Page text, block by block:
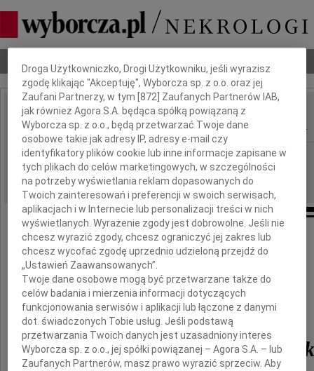
Nekrologi Odeszli Poradnik pogrzebowy
IMIĘ I NAZWISKO: Przedzisław Polakowski
REGION: Łódź, cała Polska
DATA EMISJI: 30.03.2022
Z głębokim żalem zawiadamiamy,
że 26 marca 2022 roku zmarł
nasz najukochańszy Mąż, Ojciec i Dziadek
Prof.
Przedzisław
Dbamy o Twoją prywatność
Droga Użytkowniczko, Drogi Użytkowniku, jeśli wyrazisz
zgodę klikając "Akceptuję", Wyborcza sp. z o.o. oraz jej
Zaufani Partnerzy, w tym [872 ] Zaufanych Partnerów IAB,
jak również Agora S.A. będąca spółką powiązaną z
Wyborcza sp. z o.o., będą przetwarzać Twoje dane
osobowe takie jak adresy IP, adresy e-mail czy
identyfikatory plików cookie lub inne informacje zapisane w
tych plikach do celów marketingowych, w szczególności
na potrzeby wyświetlania reklam dopasowanych do
Twoich zainteresowań i preferencji w swoich serwisach,
aplikacjach i w Internecie lub personalizacji treści w nich
wyświetlanych. Wyrażenie zgody jest dobrowolne. Jeśli nie
chcesz wyrazić zgody, chcesz ograniczyć jej zakres lub
chcesz wycofać zgodę uprzednio udzieloną przejdź do
„Ustawień Zaawansowanych”.
Twoje dane osobowe mogą być przetwarzane także do
celów badania i mierzenia informacji dotyczących
funkcjonowania serwisów i aplikacji lub łączone z danymi
dot. świadczonych Tobie usług. Jeśli podstawą
przetwarzania Twoich danych jest uzasadniony interes
Wyborcza sp. z o.o., jej spółki powiązanej – Agora S.A. – lub
Zaufanych Partnerów, masz prawo wyrazić sprzeciw. Aby